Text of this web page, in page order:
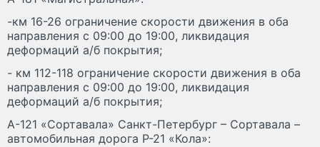
-км 16-26 ограничение скорости движения в оба
направления с 09:00 до 19:00, ликвидация
деформаций а/б покрытия;
- км 112-118 ограничение скорости движения в оба
направления с 09:00 до 19:00, ликвидация
деформаций а/б покрытия;
А-121 «Сортавала» Санкт-Петербург – Сортавала –
автомобильная дорога Р-21 «Кола»: